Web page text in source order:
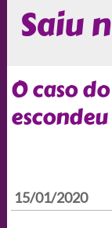
Saiu
O caso
15/01/2020